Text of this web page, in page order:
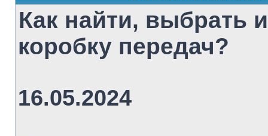
Как найти, выбрать
коробку передач?
16.05.2024